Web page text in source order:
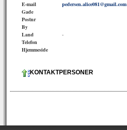
E-mail
pedersen.alice081@gmail.com
Gade
Postnr
By
Land
-
Telefon
Hjemmeside
KONTAKTPERSONER